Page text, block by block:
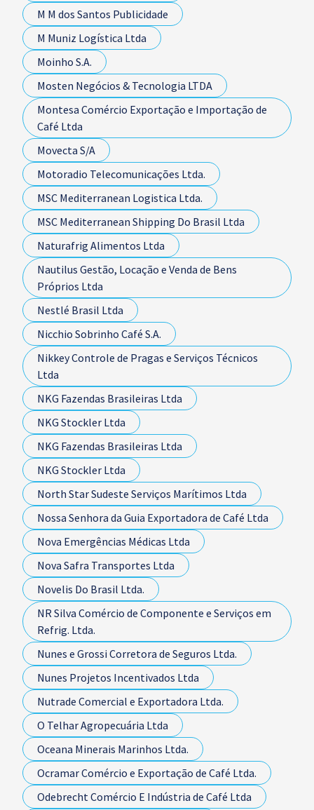
M M dos Santos Publicidade
M Muniz Logística Ltda
Moinho S.A.
Mosten Negócios & Tecnologia LTDA
Montesa Comércio Exportação e Importação de
Café Ltda
Movecta S/A
Motoradio Telecomunicações Ltda.
MSC Mediterranean Logistica Ltda.
MSC Mediterranean Shipping Do Brasil Ltda
Naturafrig Alimentos Ltda
Nautilus Gestão, Locação e Venda de Bens
Próprios Ltda
Nestlé Brasil Ltda
Nicchio Sobrinho Café S.A.
Nikkey Controle de Pragas e Serviços Técnicos
Ltda
NKG Fazendas Brasileiras Ltda
NKG Stockler Ltda
NKG Fazendas Brasileiras Ltda
NKG Stockler Ltda
North Star Sudeste Serviços Marítimos Ltda
Nossa Senhora da Guia Exportadora de Café Ltda
Nova Emergências Médicas Ltda
Nova Safra Transportes Ltda
Novelis Do Brasil Ltda.
NR Silva Comércio de Componente e Serviços em
Refrig. Ltda.
Nunes e Grossi Corretora de Seguros Ltda.
Nunes Projetos Incentivados Ltda
Nutrade Comercial e Exportadora Ltda.
O Telhar Agropecuária Ltda
Oceana Minerais Marinhos Ltda.
Ocramar Comércio e Exportação de Café Ltda.
Odebrecht Comércio E Indústria de Café Ltda